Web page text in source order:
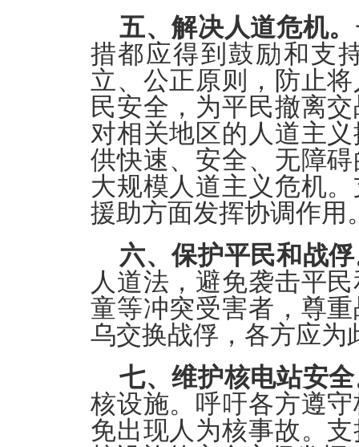
五、解决人道危机。
措都应得到鼓励和支
立、公正原则，防止
民安全，为平民撤离
对相关地区的人道主
供快速、安全、无障
大规模人道主义危机
援助方面发挥协调作用
六、保护平民和战
人道法，避免袭击平
童等冲突受害者，尊
乌交换战俘，各方应为
七、维护核电站安
核设施。呼吁各方遵
免出现人为核事故。